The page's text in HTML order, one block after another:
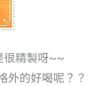
很精製呀~~
外的好喝呢？？